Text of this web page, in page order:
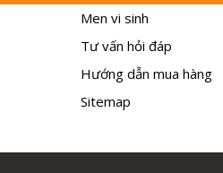
Men vi sinh
Tư vấn hỏi đáp
Hướng dẫn mua hàng
Sitemap